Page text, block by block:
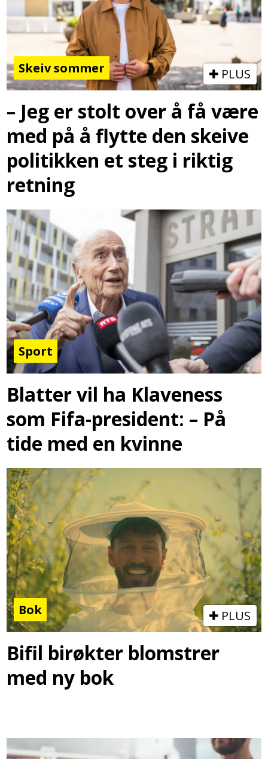
Skeiv sommer PLUS
– Jeg er stolt over å få være
med på å flytte den skeive
politikken et steg i riktig
retning
Sport
Blatter vil ha Klaveness
som Fifa-president: – På
tide med en kvinne
Bok PLUS
Bifil birøkter blomstrer
med ny bok